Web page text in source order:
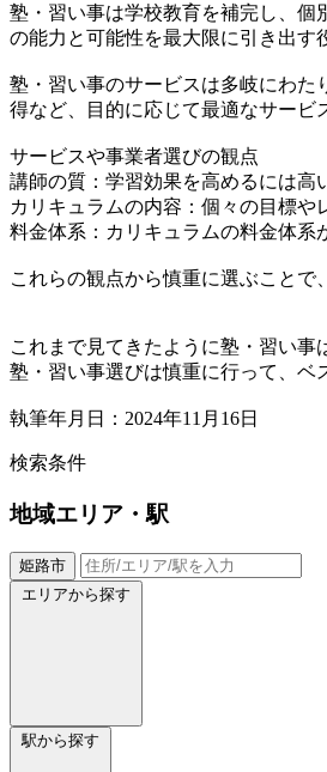
塾・習い事は学校教育を補完し、個
の能力と可能性を最大限に引き出す
塾・習い事のサービスは多岐にわた
得など、目的に応じて最適なサービ
サービスや事業者選びの観点
講師の質：学習効果を高めるには高
カリキュラムの内容：個々の目標
料金体系：カリキュラムの料金体系
これらの観点から慎重に選ぶことで
これまで見てきたように塾・習い事
塾・習い事選びは慎重に行って、ベ
執筆年月日：2024年11月16日
検索条件
地域エリア・駅
姫路市
エリアから探す
駅から探す